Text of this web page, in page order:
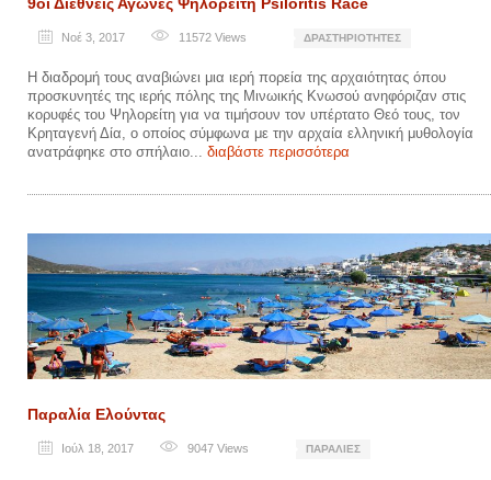
9οι Διεθνείς Αγώνες Ψηλορείτη Psiloritis Race
Νοέ 3, 2017 11572 Views ΔΡΑΣΤΗΡΙΌΤΗΤΕΣ
Η διαδρομή τους αναβιώνει μια ιερή πορεία της αρχαιότητας όπου
προσκυνητές της ιερής πόλης της Μινωικής Κνωσού ανηφόριζαν στις
κορυφές του Ψηλορείτη για να τιμήσουν τον υπέρτατο Θεό τους, τον
Κρηταγενή Δία, ο οποίος σύμφωνα με την αρχαία ελληνική μυθολογία
ανατράφηκε στο σπήλαιο... διαβάστε περισσότερα
Παραλία Ελούντας
Ιούλ 18, 2017 9047 Views ΠΑΡΑΛΊΕΣ